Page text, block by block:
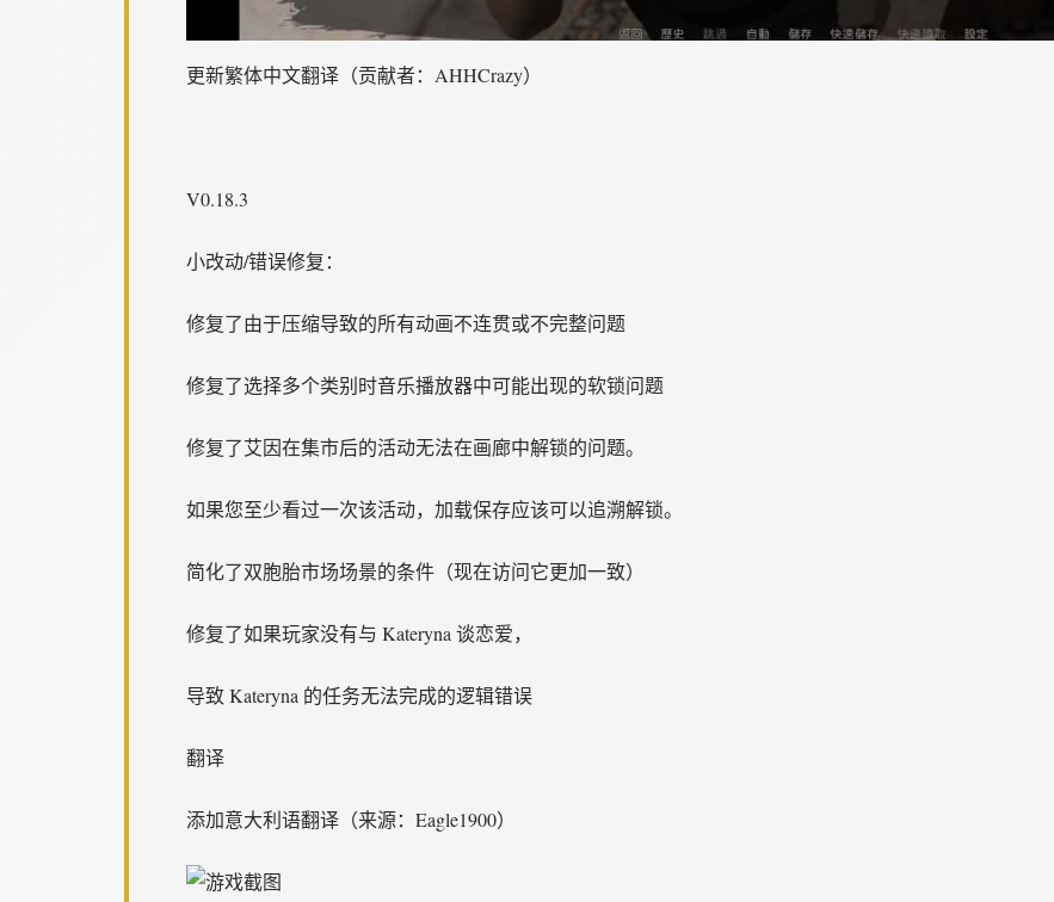
更新繁体中文翻译（贡献者：AHHCrazy）
V0.18.3
小改动/错误修复：
修复了由于压缩导致的所有动画不连贯或不完整问题
修复了选择多个类别时音乐播放器中可能出现的软锁问题
修复了艾因在集市后的活动无法在画廊中解锁的问题。
如果您至少看过一次该活动，加载保存应该可以追溯解锁。
简化了双胞胎市场场景的条件（现在访问它更加一致）
修复了如果玩家没有与 Kateryna 谈恋爱，
导致 Kateryna 的任务无法完成的逻辑错误
翻译
添加意大利语翻译（来源：Eagle1900）